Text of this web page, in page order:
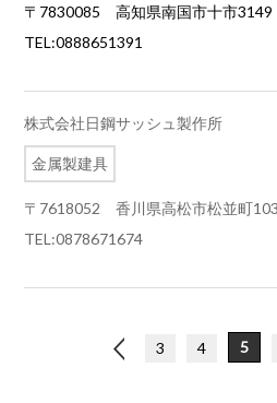
〒7830085 高知県南国市十市3149
TEL:0888651391
株式会社日鋼サッシュ製作所
金属製建具
〒7618052 香川県高松市松並町
TEL:0878671674
3 4 5